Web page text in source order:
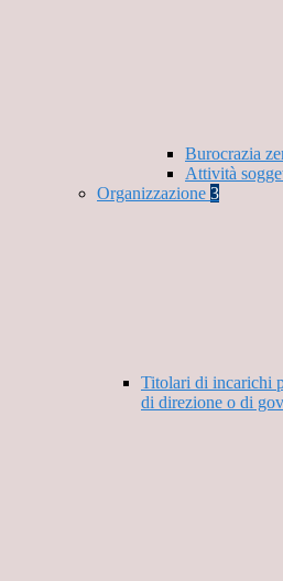
Burocrazia
Attività
Organizzazione 3
Titolari di incarichi
di direzione o di